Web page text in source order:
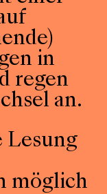
in
regen
an.
Lesung
möglich.